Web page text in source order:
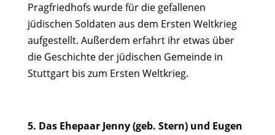
Pragfriedhofs wurde für die gefallenen
jüdischen Soldaten aus dem Ersten Weltkrieg
aufgestellt. Außerdem erfahrt ihr etwas über
die Geschichte der jüdischen Gemeinde in
Stuttgart bis zum Ersten Weltkrieg.
5. Das Ehepaar Jenny (geb. Stern) und Eugen